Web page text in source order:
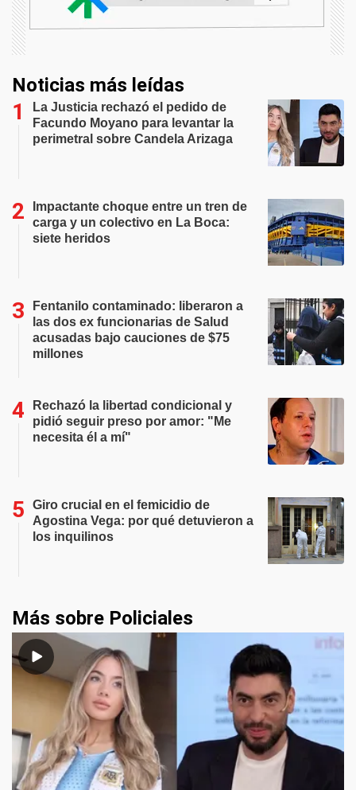
Noticias más leídas
La Justicia rechazó el pedido de
Facundo Moyano para levantar la
perimetral sobre Candela Arizaga
Impactante choque entre un tren de
carga y un colectivo en La Boca:
siete heridos
Fentanilo contaminado: liberaron a
las dos ex funcionarias de Salud
acusadas bajo cauciones de $75
millones
Rechazó la libertad condicional y
pidió seguir preso por amor: "Me
necesita él a mí"
Giro crucial en el femicidio de
Agostina Vega: por qué detuvieron a
los inquilinos
Más sobre Policiales